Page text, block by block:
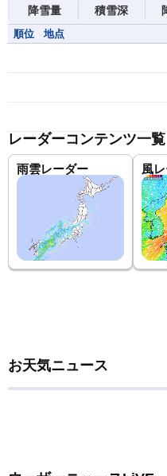
降雪量 積雪深
順位 地点
レーダーコンテンツ一覧
雨雲レーダー 風
お天気ニュース